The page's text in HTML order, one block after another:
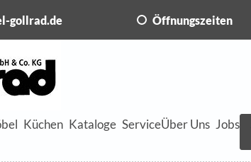
gollrad.de Öffnungszeiten
Küchen Kataloge ServiceÜber Uns Jobs